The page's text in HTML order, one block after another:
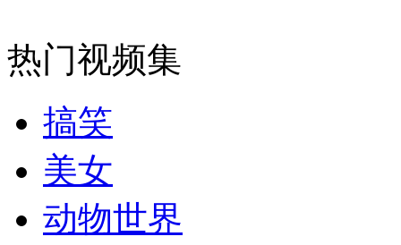
消防员救轻生者 花炮节热闹非凡
纽约上演“枕头大战”
司机酒驾遇交警 急速倒车逃窜
热门视频集
搞笑
美女
动物世界